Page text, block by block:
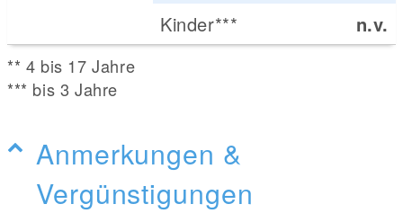
Kinder***
n.v.
** 4 bis 17 Jahre
*** bis 3 Jahre
Anmerkungen &
Vergünstigungen